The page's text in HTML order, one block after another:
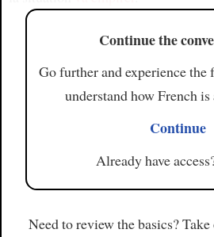
Continue the
Go further and experience
understand how French
Continue
Already have
Need to review the basics?